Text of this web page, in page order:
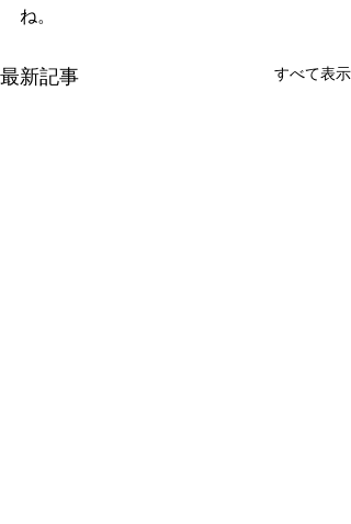
ね。
最新記事 すべて表示